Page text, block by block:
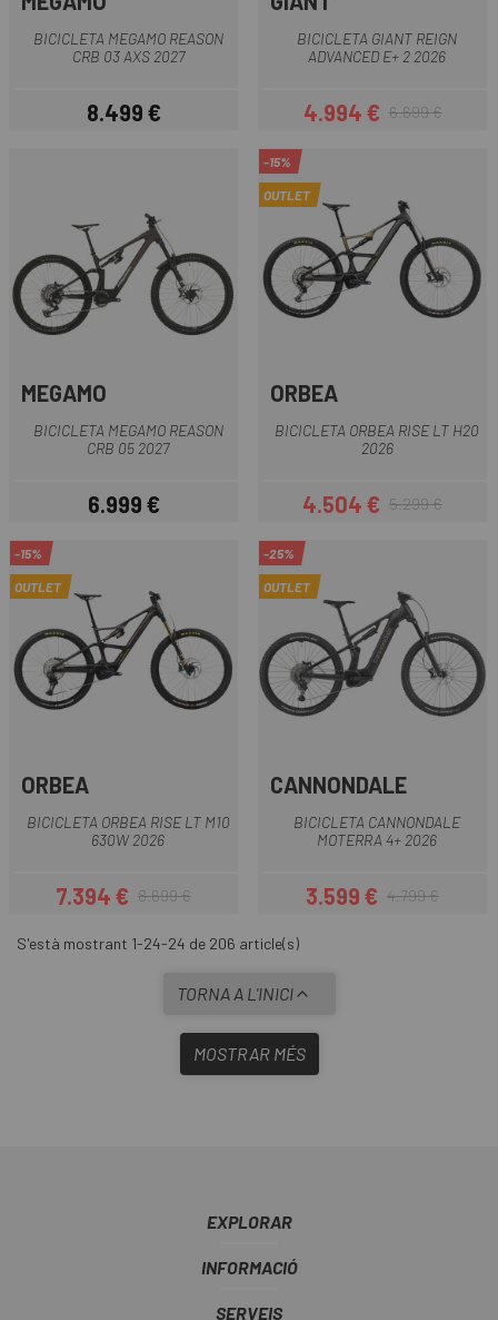
BICICLETA MEGAMO REASON
CRB 03 AXS 2027
Preu
8.499 €
BICICLETA GIANT REIGN
ADVANCED E+ 2 2026
Preu
4.994 €Preu regular
6.699 €
MEGAMO
BICICLETA MEGAMO REASON
CRB 05 2027
Preu
6.999 €
-15%
OUTLET
ORBEA
BICICLETA ORBEA RISE LT H20
2026
Preu
4.504 €Preu regular
5.299 €
-15%
OUTLET
ORBEA
BICICLETA ORBEA RISE LT M10
630W 2026
Preu
7.394 €Preu regular
8.699 €
-25%
OUTLET
CANNONDALE
BICICLETA CANNONDALE
MOTERRA 4+ 2026
Preu
3.599 €Preu regular
4.799 €
S'està mostrant 1-24-24 de 206 article(s)
TORNA A L'INICI
MOSTRAR MÉS
EXPLORAR
INFORMACIÓ
SERVEIS